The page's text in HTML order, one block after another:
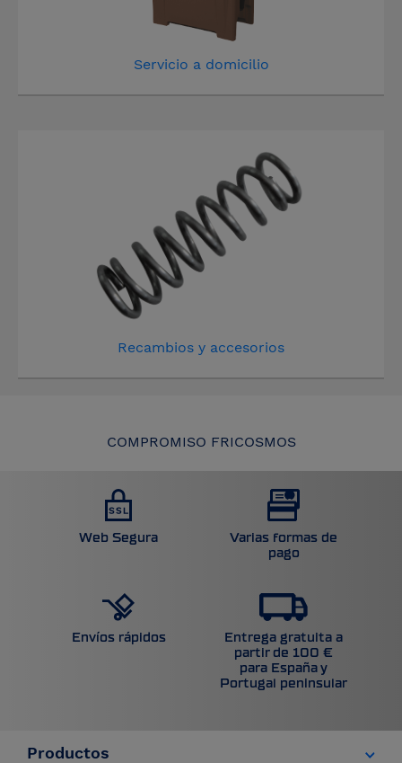
Servicio a domicilio
Recambios y accesorios
COMPROMISO FRICOSMOS
Web Segura
Varias formas de
pago
Envíos rápidos
Entrega gratuita a
partir de 100 €
para España y
Portugal peninsular
Productos